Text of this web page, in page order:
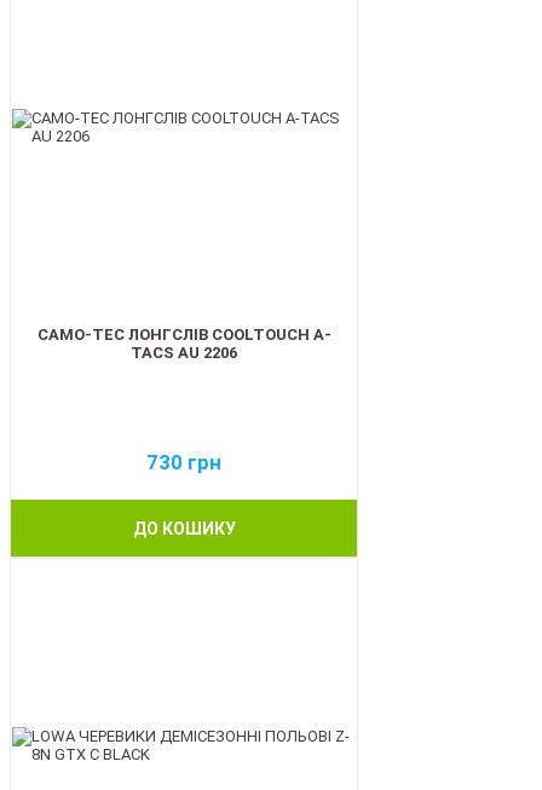
CAMO-TEC ЛОНГСЛІВ COOLTOUCH A-
TACS AU 2206
730 грн
ДО КОШИКУ